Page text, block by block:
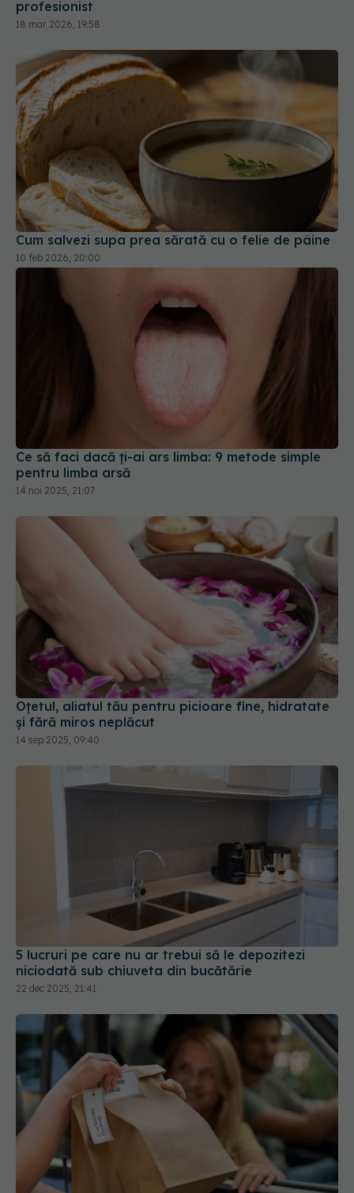
profesionist
18 mar 2026, 19:58
Cum salvezi supa prea sărată cu o felie de pâine
10 feb 2026, 20:00
Ce să faci dacă ți-ai ars limba: 9 metode simple
pentru limba arsă
14 noi 2025, 21:07
Oțetul, aliatul tău pentru picioare fine, hidratate
și fără miros neplăcut
14 sep 2025, 09:40
5 lucruri pe care nu ar trebui să le depozitezi
niciodată sub chiuveta din bucătărie
22 dec 2025, 21:41